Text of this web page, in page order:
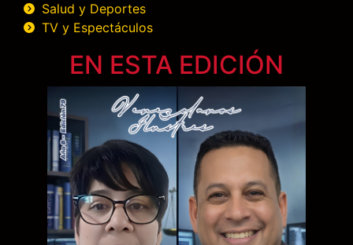
Salud y Deportes
TV y Espectáculos
EN ESTA EDICIÓN